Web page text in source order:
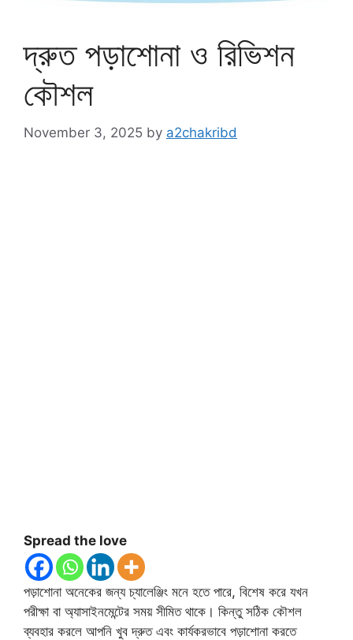
দ্রুত পড়াশোনা ও রিভিশন
কৌশল
November 3, 2025 by a2chakribd
Spread the love
পড়াশোনা অনেকের জন্য চ্যালেঞ্জিং মনে হতে পারে, বিশেষ করে যখন
পরীক্ষা বা অ্যাসাইনমেন্টের সময় সীমিত থাকে। কিন্তু সঠিক কৌশল
ব্যবহার করলে আপনি খুব দ্রুত এবং কার্যকরভাবে পড়াশোনা করতে